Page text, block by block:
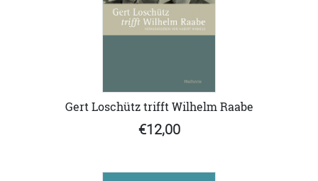
Gert Loschütz trifft Wilhelm Raabe
€12,00